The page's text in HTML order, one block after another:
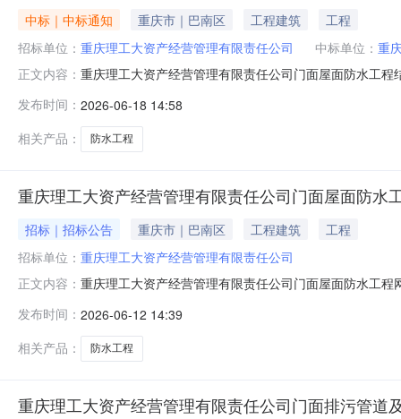
中标｜中标通知 重庆市｜巴南区 工程建筑
工程
招标单位： 重庆理工大资产经营管理有限责任公司 中标单位： 重
正文内容： 重庆理工大资产经营管理有限责任公司门面屋面防水工
中标（成交）成交金额46元成交供应商重庆圣达荣装饰
18580775752采购需求方：单位名称：
发布时间： 2026-06-18 14:58
相关产品：
防水工程
重庆理工大资产经营管理有限责任公司门面屋面防水
招标｜招标公告 重庆市｜巴南区 工程建筑
工程
招标单位： 重庆理工大资产经营管理有限责任公司
正文内容： 重庆理工大资产经营管理有限责任公司门面屋面防水工
应商数量：1家采购目录明细限价（最高）数量目录防水
应商）（1）具有独立承担民事责任的能
发布时间： 2026-06-12 14:39
相关产品：
防水工程
重庆理工大资产经营管理有限责任公司门面排污管道